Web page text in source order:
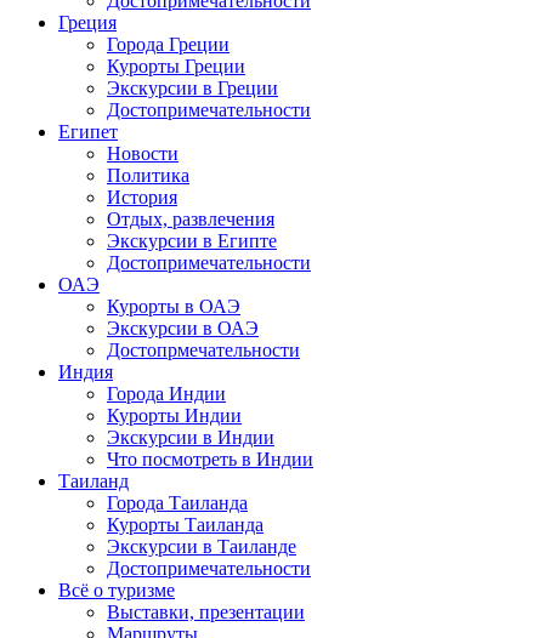
Греция
Города Греции
Курорты Греции
Экскурсии в Греции
Достопримечательности
Египет
Новости
Политика
История
Отдых, развлечения
Экскурсии в Египте
Достопримечательности
ОАЭ
Курорты в ОАЭ
Экскурсии в ОАЭ
Достопрмечательности
Индия
Города Индии
Курорты Индии
Экскурсии в Индии
Что посмотреть в Индии
Таиланд
Города Таиланда
Курорты Таиланда
Экскурсии в Таиланде
Достопримечательности
Всё о туризме
Выставки, презентации
Маршруты